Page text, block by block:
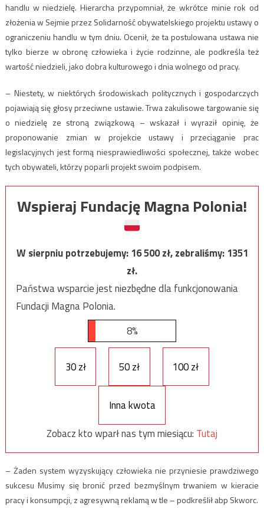
handlu w niedzielę. Hierarcha przypomniał, że wkrótce minie rok od
złożenia w Sejmie przez Solidarność obywatelskiego projektu ustawy o
ograniczeniu handlu w tym dniu. Ocenił, że ta postulowana ustawa nie
tylko bierze w obronę człowieka i życie rodzinne, ale podkreśla też
wartość niedzieli, jako dobra kulturowego i dnia wolnego od pracy.
– Niestety, w niektórych środowiskach politycznych i gospodarczych
pojawiają się głosy przeciwne ustawie. Trwa zakulisowe targowanie się
o niedzielę ze stroną związkową – wskazał i wyraził opinię, że
proponowanie zmian w projekcie ustawy i przeciąganie prac
legislacyjnych jest formą niesprawiedliwości społecznej, także wobec
tych obywateli, którzy poparli projekt swoim podpisem.
Wspieraj Fundację Magna Polonia!
W sierpniu potrzebujemy:16 500zł, zebraliśmy:1351
zł.
Państwa wsparcie jest niezbędne dla funkcjonowania
Fundacji Magna Polonia.
8%
30 zł 50 zł 100 zł
Inna kwota
Zobacz kto wparł nas tym miesiącu: Tutaj
– Żaden system wyzyskujący człowieka nie przyniesie prawdziwego
sukcesu Musimy się bronić przed bezmyślnym trwaniem w kieracie
pracy i konsumpcji, z agresywną reklamą w tle – podkreślił abp Skworc.